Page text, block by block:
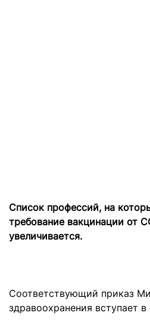
Список профессий, на
требование вакцинации от
увеличивается.
Соответствующий приказ
здравоохранения вступает в